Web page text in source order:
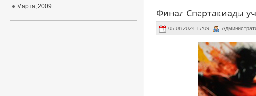
Финал Спартакиады
05.08.2024 17:09
Марта, 2009